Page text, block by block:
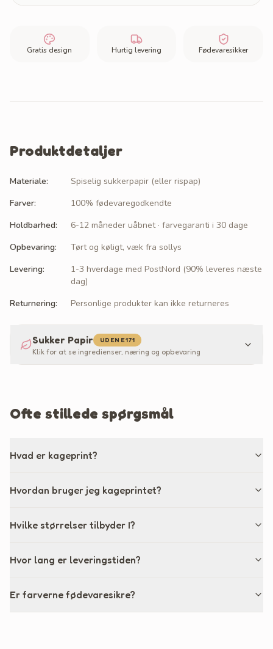
Gratis design Hurtig levering Fødevaresikker
Produktdetaljer
Materiale:
Spiselig sukkerpapir (eller rispap)
Farver:
100% fødevaregodkendte
Holdbarhed:
6-12 måneder uåbnet · farvegaranti i 30 dage
Opbevaring:
Tørt og køligt, væk fra sollys
Levering:
1-3 hverdage med PostNord (90% leveres næste
dag)
Returnering: Personlige produkter kan ikke returneres
Sukker Papir UDEN E171
Klik for at se ingredienser, næring og opbevaring
Ofte stillede spørgsmål
Hvad er kageprint?
Hvordan bruger jeg kageprintet?
Hvilke størrelser tilbyder I?
Hvor lang er leveringstiden?
Er farverne fødevaresikre?